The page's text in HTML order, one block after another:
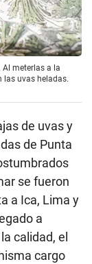
Al meterlas a la
las uvas heladas.
de uvas y
de Punta
se fueron
a Ica, Lima y
a
calidad, el
cargo